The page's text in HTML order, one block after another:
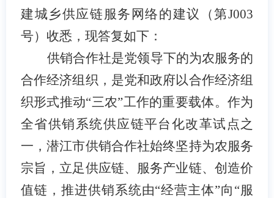
建城乡供应链服务网络的建议（第J003
号） 收悉，现答复如下：
供销合作社是党领导下的为农服务的
合作经济组织，是党和政府以合作经济组
织形式推动“三农”工作的重要载体。 作为
全省供销系统供应链平台化改革试点之
一，潜江市供销合作社始终坚持为农服务
宗旨， 立足供应链、服务产业链、创造价
值链 ，推进供销系统由“经营主体”向“服